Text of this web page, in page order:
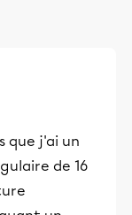
que j'ai un
de 16